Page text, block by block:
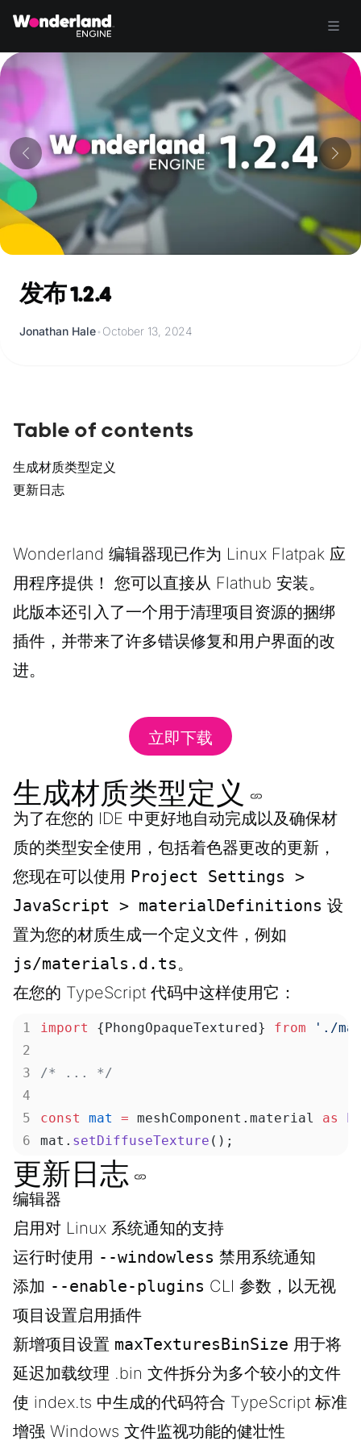
发布 1.2.4
Jonathan Hale• October 13, 2024
Wonderland 编辑器现已作为 Linux Flatpak 应
用程序提供！ 您可以直接从 Flathub 安装。
此版本还引入了一个用于清理项目资源的捆绑
插件，并带来了许多错误修复和用户界面的改
进。
立即下载
生成材质类型定义
为了在您的 IDE 中更好地自动完成以及确保材
质的类型安全使用，包括着色器更改的更新，
您现在可以使用 Project Settings >
JavaScript > materialDefinitions 设
置为您的材质生成一个定义文件，例如
js/materials.d.ts。
在您的 TypeScript 代码中这样使用它：
import {PhongOpaqueTextured} from './
/* ... */
const mat = meshComponent.material as
mat. setDiffuseTexture ();
更新日志
编辑器
启用对 Linux 系统通知的支持
运行时使用 --windowless 禁用系统通知
添加 --enable-plugins CLI 参数，以无视
项目设置启用插件
新增项目设置 maxTexturesBinSize 用于将
延迟加载纹理 .bin 文件拆分为多个较小的文件
使 index.ts 中生成的代码符合 TypeScript 标准
增强 Windows 文件监视功能的健壮性
Table of contents
生成材质类型定义
更新日志